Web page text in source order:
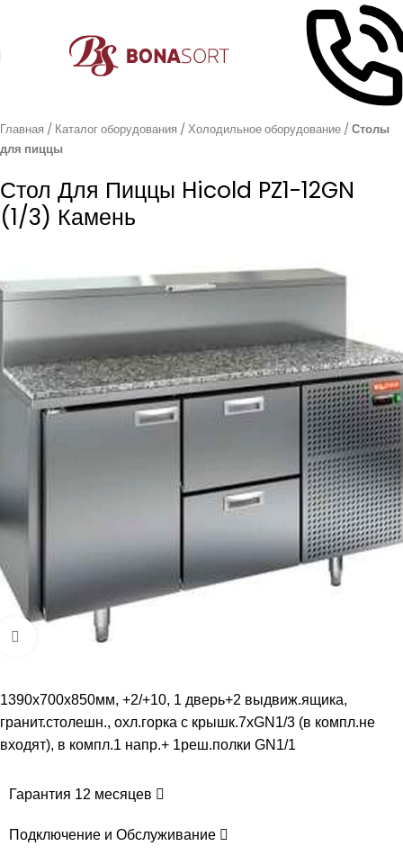
Главная Каталог оборудования Холодильное оборудование
Столы
для пиццы
Стол Для Пиццы Hicold PZ1-12GN
(1/3) Камень
Увеличить
1390х700х850мм, +2/+10, 1 дверь+2 выдвиж.ящика,
гранит.столешн., охл.горка с крышк.7хGN1/3 (в компл.не
входят), в компл.1 напр.+ 1реш.полки GN1/1
Гарантия 12 месяцев
Подключение и Обслуживание